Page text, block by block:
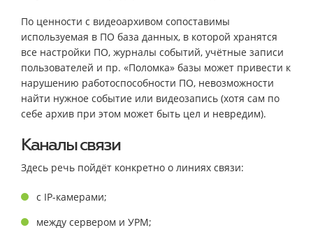
По ценности с видеоархивом сопоставимы
используемая в ПО база данных, в которой хранятся
все настройки ПО, журналы событий, учётные записи
пользователей и пр. «Поломка» базы может привести к
нарушению работоспособности ПО, невозможности
найти нужное событие или видеозапись (хотя сам по
себе архив при этом может быть цел и невредим).
Каналы связи
Здесь речь пойдёт конкретно о линиях связи:
с IP-камерами;
между сервером и УРМ;